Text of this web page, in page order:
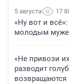
5 августа 17
«Ну вот и
молодым
«Не привози
разводит
возвращаются